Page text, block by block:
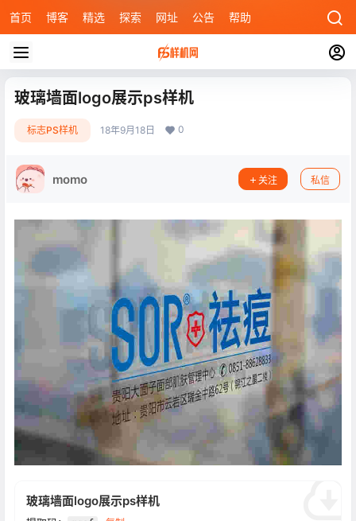
首页 博客 精选 探索 网址 公告 帮助
玻璃墙面logo展示ps样机
标志PS样机 18年9月18日 0
momo 关注 私信
玻璃墙面logo展示ps样机